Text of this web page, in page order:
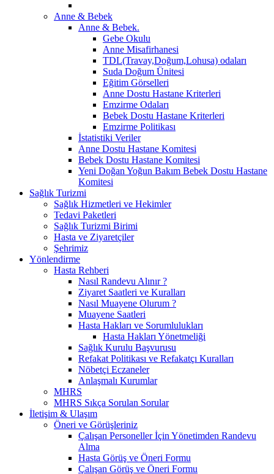
Anne & Bebek
Anne & Bebek.
Gebe Okulu
Anne Misafirhanesi
TDL(Travay,Doğum,Lohusa) odaları
Suda Doğum Ünitesi
Eğitim Görselleri
Anne Dostu Hastane Kriterleri
Emzirme Odaları
Bebek Dostu Hastane Kriterleri
Emzirme Politikası
İstatistiki Veriler
Anne Dostu Hastane Komitesi
Bebek Dostu Hastane Komitesi
Yeni Doğan Yoğun Bakım Bebek Dostu Hastane
Komitesi
Sağlık Turizmi
Sağlık Hizmetleri ve Hekimler
Tedavi Paketleri
Sağlık Turizmi Birimi
Hasta ve Ziyaretçiler
Şehrimiz
Yönlendirme
Hasta Rehberi
Nasıl Randevu Alınır ?
Ziyaret Saatleri ve Kuralları
Nasıl Muayene Olurum ?
Muayene Saatleri
Hasta Hakları ve Sorumlulukları
Hasta Hakları Yönetmeliği
Sağlık Kurulu Başvurusu
Refakat Politikası ve Refakatçı Kuralları
Nöbetçi Eczaneler
Anlaşmalı Kurumlar
MHRS
MHRS Sıkça Sorulan Sorular
İletişim & Ulaşım
Öneri ve Görüşleriniz
Çalışan Personeller İçin Yönetimden Randevu
Alma
Hasta Görüş ve Öneri Formu
Çalışan Görüş ve Öneri Formu